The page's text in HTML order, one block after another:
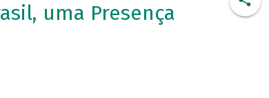
uma Presença